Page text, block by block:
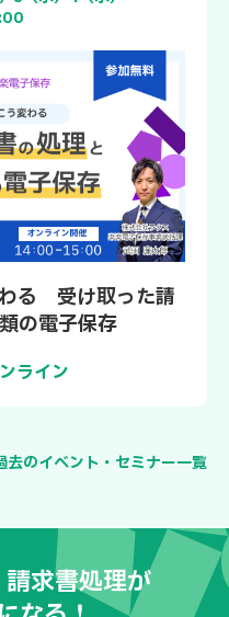
る 受け取った請
の電子保存
ライン
去のイベント・セミナー一覧
請求書処理が